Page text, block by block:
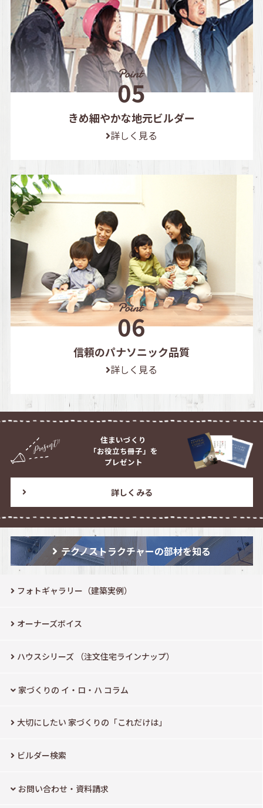
きめ細やかな地元ビルダー
詳しく見る
信頼のパナソニック品質
詳しく見る
住まいづくり
「お役立ち冊子」を
プレゼント
詳しくみる
テクノストラクチャーの部材を知る
フォトギャラリー（建築実例）
オーナーズボイス
ハウスシリーズ （注文住宅ラインナップ）
家づくりの イ・ロ・ハ コラム
大切にしたい 家づくりの「これだけは」
ビルダー検索
お問い合わせ・資料請求